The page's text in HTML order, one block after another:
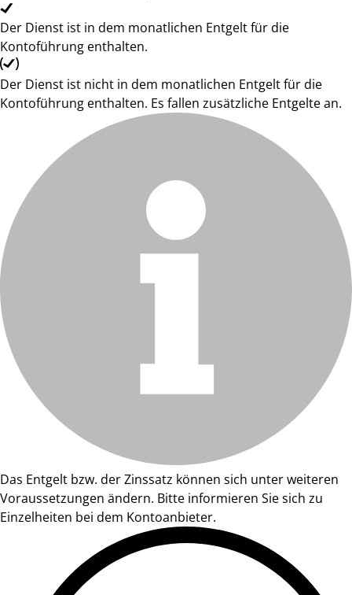
Der Dienst ist in dem monatlichen Entgelt für die
Kontoführung enthalten.
Der Dienst ist nicht in dem monatlichen Entgelt für die
Kontoführung enthalten. Es fallen zusätzliche Entgelte an.
Das Entgelt bzw. der Zinssatz können sich unter weiteren
Voraussetzungen ändern. Bitte informieren Sie sich zu
Einzelheiten bei dem Kontoanbieter.